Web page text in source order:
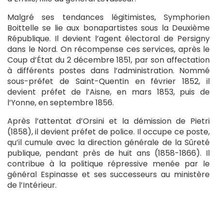
Malgré ses tendances légitimistes, Symphorien
Boittelle se lie aux bonapartistes sous la Deuxième
République. Il devient l’agent électoral de Persigny
dans le Nord. On récompense ces services, après le
Coup d’État du 2 décembre 1851, par son affectation
à différents postes dans l’administration. Nommé
sous-préfet de Saint-Quentin en février 1852, il
devient préfet de l’Aisne, en mars 1853, puis de
l’Yonne, en septembre 1856.
Après l’attentat d’Orsini et la démission de Pietri
(1858), il devient préfet de police. Il occupe ce poste,
qu’il cumule avec la direction générale de la Sûreté
publique, pendant près de huit ans (1858-1866). Il
contribue à la politique répressive menée par le
général Espinasse et ses successeurs au ministère
de l’Intérieur.